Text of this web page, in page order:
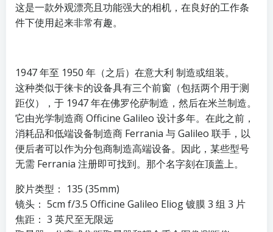
这是一款外观漂亮且功能强大的相机，在良好的工作条
件下使用起来非常有趣。
1947 年至 1950 年（之后）在意大利 制造或组装。
这种类似于徕卡的设备具有三个前窗（包括两个用于测
距仪），于 1947 年在佛罗伦萨制造，然后在米兰制造。
它由光学制造商 Officine Galileo 设计多年。在此之前，
消耗品和低端设备制造商 Ferrania 与 Galileo 联手，以
便后者可以作为分包商制造高端设备。因此，某些型号
无需 Ferrania 注册即可找到。那个名字刻在顶盖上。
胶片类型： 135 (35mm)
镜头： 5cm f/3.5 Officine Galileo Eliog 镀膜 3 组 3 片
焦距： 3 英尺至无限远